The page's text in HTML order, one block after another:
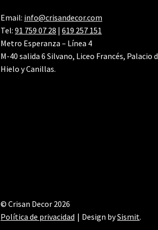
Email: info@crisandecor.com
Tel:91 759 07 28 |619 257 151
Metro Esperanza – Línea 4
M-40 salida 6 Silvano, Liceo Francés, Palacio
Hielo y Canillas.
© Crisan Decor 2026
Política de privacidad
Design bySismit.